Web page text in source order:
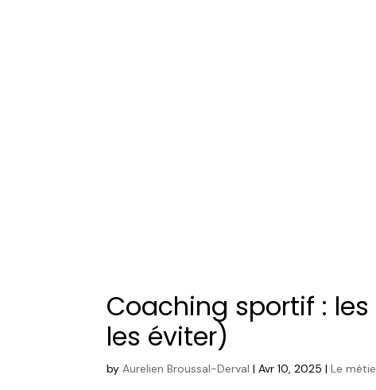
Coaching sportif :
les éviter)
byAurelien Broussal-Derval |Avr 10, 2025 |Le